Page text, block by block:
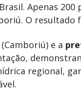
Apenas
O resultado
(Camboriú) e a
regional,